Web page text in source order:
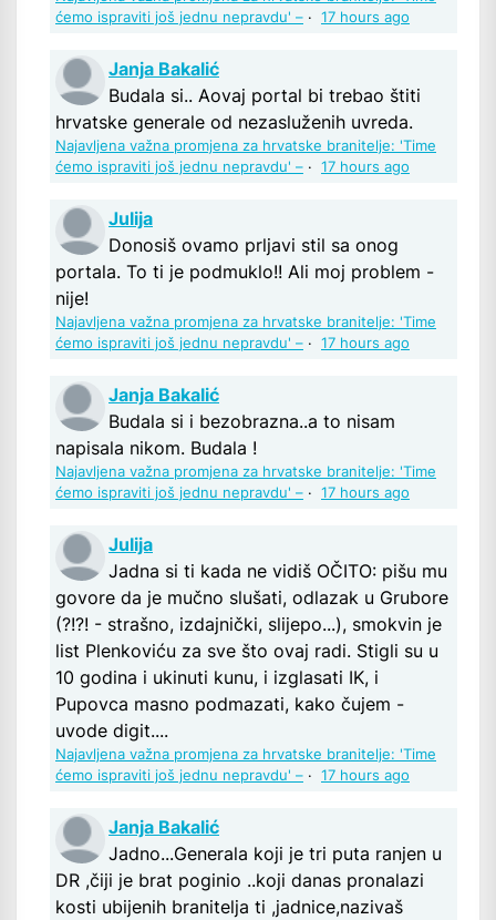
ćemo ispraviti još jednu nepravdu' – · 17 hours ago
Janja Bakalić
Budala si.. Aovaj portal bi trebao štiti
hrvatske generale od nezasluženih uvreda.
Najavljena važna promjena za hrvatske branitelje: 'Time
ćemo ispraviti još jednu nepravdu' – · 17 hours ago
Julija
Donosiš ovamo prljavi stil sa onog
portala. To ti je podmuklo!! Ali moj problem -
nije!
Najavljena važna promjena za hrvatske branitelje: 'Time
ćemo ispraviti još jednu nepravdu' – · 17 hours ago
Janja Bakalić
Budala si i bezobrazna..a to nisam
napisala nikom. Budala !
Najavljena važna promjena za hrvatske branitelje: 'Time
ćemo ispraviti još jednu nepravdu' – · 17 hours ago
Julija
Jadna si ti kada ne vidiš OČITO: pišu mu
govore da je mučno slušati, odlazak u Grubore
(?!?! - strašno, izdajnički, slijepo...), smokvin je
list Plenkoviću za sve što ovaj radi. Stigli su u
10 godina i ukinuti kunu, i izglasati IK, i
Pupovca masno podmazati, kako čujem -
uvode digit....
Najavljena važna promjena za hrvatske branitelje: 'Time
ćemo ispraviti još jednu nepravdu' – · 17 hours ago
Janja Bakalić
Jadno...Generala koji je tri puta ranjen u
DR ,čiji je brat poginio ..koji danas pronalazi
kosti ubijenih branitelja ti ,jadnice,nazivaš